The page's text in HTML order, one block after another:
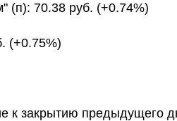
(п): 70.38 руб. (+0.74%)
(+0.75%)
к закрытию предыдущего